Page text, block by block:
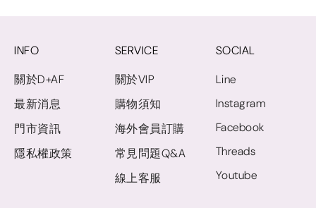
INFO
關於D+AF
最新消息
門市資訊
隱私權政策
SERVICE
關於VIP
購物須知
海外會員訂購
常見問題Q&A
線上客服
SOCIAL
Line
Instagram
Facebook
Threads
Youtube